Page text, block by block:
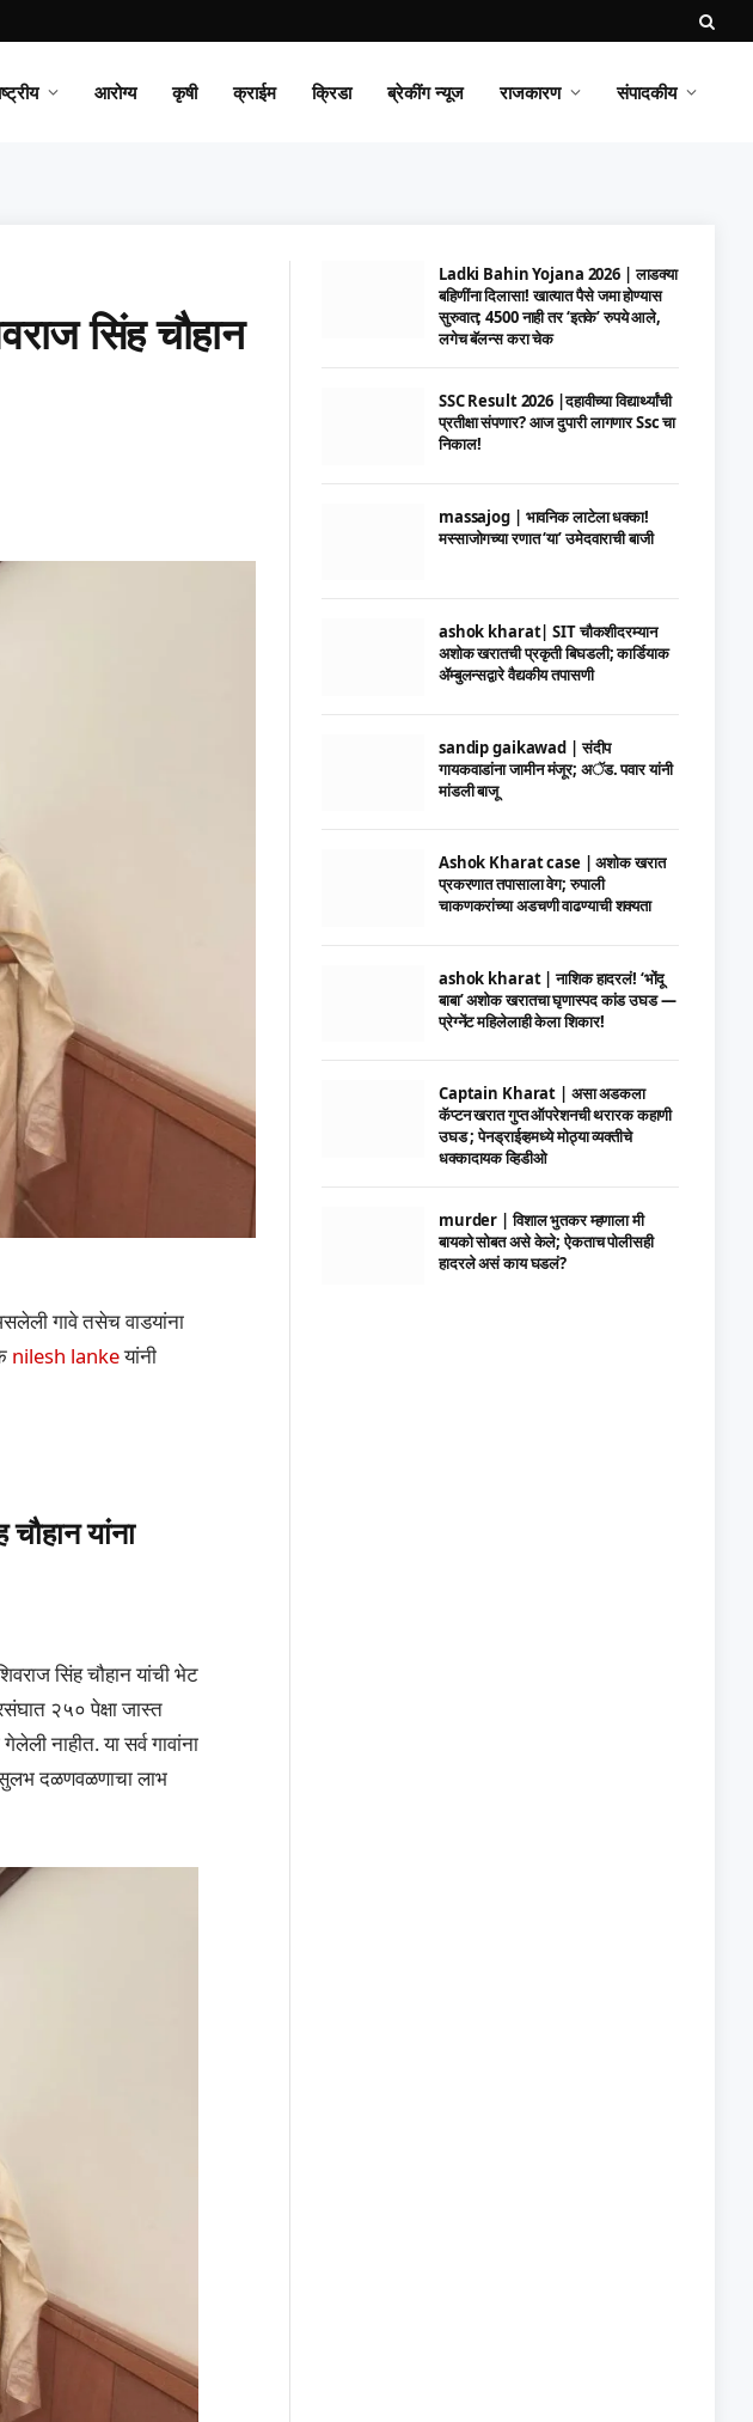
आरोग्य कृषी क्राईम क्रिडा ब्रेकींग न्यूज राजकारण संपादकीय
सिंह चौहान
गावे तसेच वाडयांना
nilesh lankeयांनी
यांना
सिंह चौहान यांची भेट
२५० पेक्षा जास्त
नाहीत. या सर्व गावांना
सुलभ दळणवळणाचा लाभ
Ladki Bahin Yojana 2026 | लाडक्या
बहिणींना दिलासा! खात्यात पैसे जमा होण्यास
सुरुवात; 4500 नाही तर ‘इतके’ रुपये आले,
लगेच बॅलन्स करा चेक
SSC Result 2026 |दहावीच्या विद्यार्थ्यांची
प्रतीक्षा संपणार? आज दुपारी लागणार Ssc चा
निकाल!
massajog | भावनिक लाटेला धक्का!
मस्साजोगच्या रणात ‘या’ उमेदवाराची बाजी
ashok kharat| SIT चौकशीदरम्यान
अशोक खरातची प्रकृती बिघडली; कार्डियाक
ॲम्बुलन्सद्वारे वैद्यकीय तपासणी
sandip gaikawad | संदीप
गायकवाडांना जामीन मंजूर; अॅड. पवार यांनी
मांडली बाजू
Ashok Kharat case | अशोक खरात
प्रकरणात तपासाला वेग; रुपाली
चाकणकरांच्या अडचणी वाढण्याची शक्यता
ashok kharat | नाशिक हादरलं! ‘भोंदू
बाबा’ अशोक खरातचा घृणास्पद कांड उघड —
प्रेग्नेंट महिलेलाही केला शिकार!
Captain Kharat | असा अडकला
कॅप्टन खरात गुप्त ऑपरेशनची थरारक कहाणी
उघड ; पेनड्राईव्हमध्ये मोठ्या व्यक्तीचे
धक्कादायक व्हिडीओ
murder | विशाल भुतकर म्हणाला मी
बायको सोबत असे केले; ऐकताच पोलीसही
हादरले असं काय घडलं?